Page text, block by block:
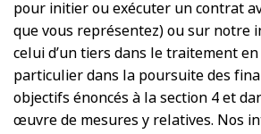
pour initier ou exécuter un contrat
que vous représentez) ou sur notre
celui d’un tiers dans le traitement
particulier dans la poursuite des
objectifs énoncés à la section 4 et
œuvre de mesures y relatives. Nos